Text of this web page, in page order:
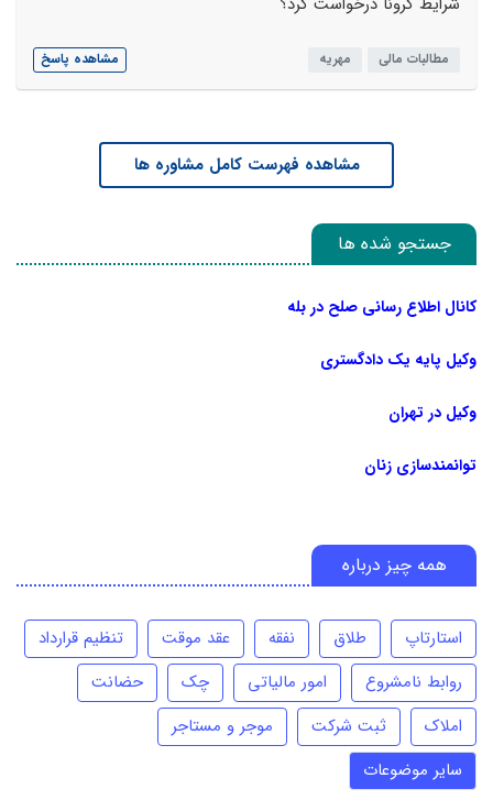
مطالبات مالی مهریه مشاهده پاسخ
مشاهده فهرست کامل مشاوره ها
جستجو شده ها
کانال اطلاع رسانی صلح در بله
وکیل پایه یک دادگستری
وکیل در تهران
توانمندسازی زنان
همه چیز درباره
استارتاپ طلاق نفقه عقد موقت
تنظیم قرارداد
روابط نامشروع
امور مالیاتی چک
حضانت
املاک
ثبت شرکت
موجر و مستاجر
سایر موضوعات